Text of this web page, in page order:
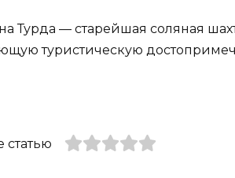
Турда — старейшая соляная
туристическую
статью